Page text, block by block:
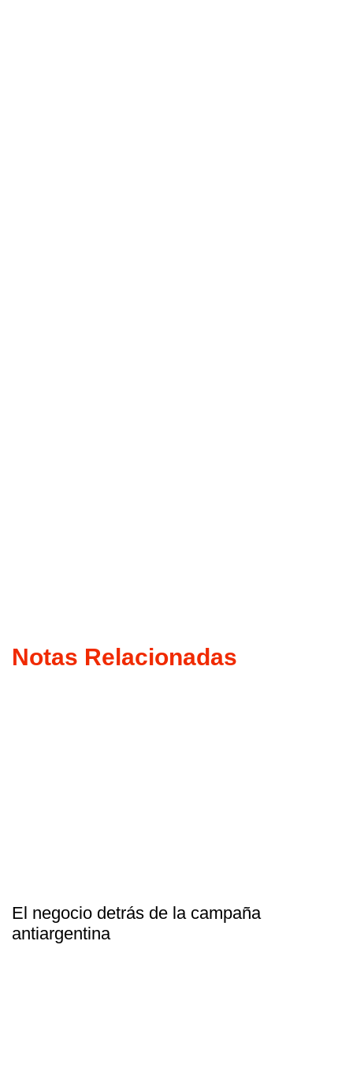
Notas Relacionadas
El negocio detrás de la campaña
antiargentina